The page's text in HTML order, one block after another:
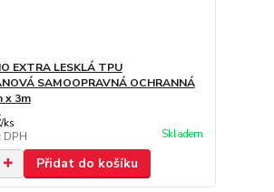
EXTRA LESKLÁ TPU
SAMOOPRAVNÁ OCHRANNÁ
x 3m
/ks
DPH Skladem
Přidat do košíku